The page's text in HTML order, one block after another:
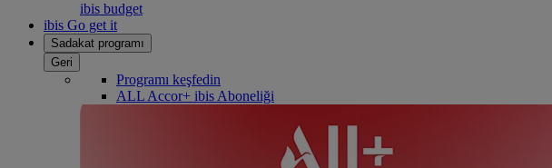
ibis budget
ibis Go get it
Sadakat programı
Geri
Programı keşfedin
ALL Accor+ ibis Aboneliği